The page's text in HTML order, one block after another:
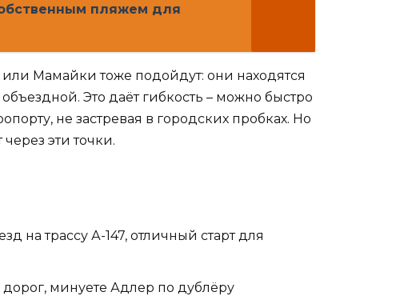
пляжем для
Мамайки тоже подойдут: они находятся
Это даёт гибкость – можно быстро
не застревая в городских пробках. Но
эти точки.
на трассу А-147, отличный старт для
дорог, минуете Адлер по дублёру